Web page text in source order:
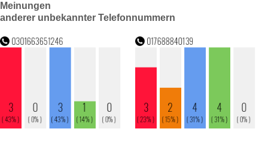
Meinungen
anderer unbekannter Telefonnummern